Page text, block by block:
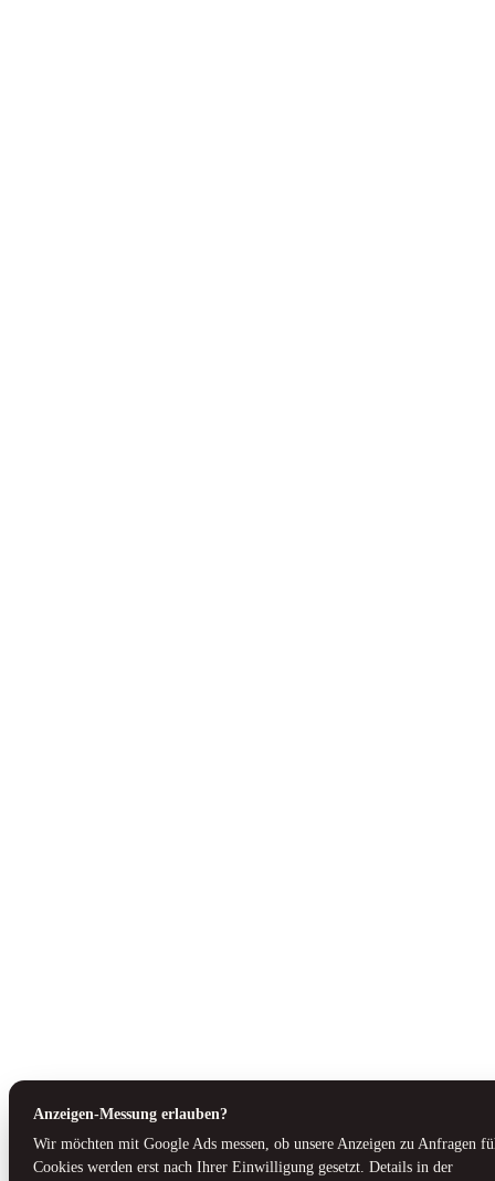
Anzeigen-Messung erlauben?
Wir möchten mit Google Ads messen, ob unsere Anzeigen zu Anfragen
Cookies werden erst nach Ihrer Einwilligung gesetzt. Details in der